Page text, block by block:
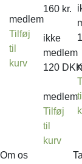
medlem
Tilføj
til
kurv
160 kr.
ikke
medlem
120 DKK
medlem
Tilføj
til
kurv
til
Om os